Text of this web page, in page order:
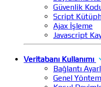
Güvenlik
Script
Ajax İşleme
Javascript
Veritabanı Kullanımı
Bağlantı
Genel